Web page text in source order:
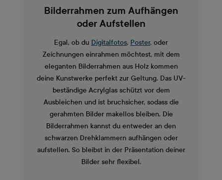
Bilderrahmen zum Aufhängen
oder Aufstellen
Egal, ob du Digitalfotos, Poster, oder
Zeichnungen einrahmen möchtest, mit dem
eleganten Bilderrahmen aus Holz kommen
deine Kunstwerke perfekt zur Geltung. Das UV-
beständige Acrylglas schützt vor dem
Ausbleichen und ist bruchsicher, sodass die
gerahmten Bilder makellos bleiben. Die
Bilderrahmen kannst du entweder an den
schwarzen Drehklammern aufhängen oder
aufstellen. So bleibst in der Präsentation deiner
Bilder sehr flexibel.